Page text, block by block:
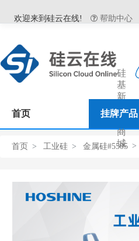
欢迎来到硅云在线! 帮助中心
硅
基
新
材
料
商
城
首页 挂牌产品
首页 工业硅 金属硅#5505